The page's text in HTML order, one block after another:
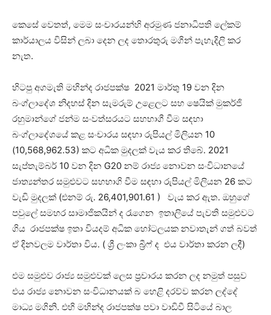
කෙසේ වෙතත්, මෙම සංචාරයන්හි අරමුණ ජනාධිපති ලේකම්
කාර්යාලය විසින් ලබා දෙන ලද තොරතුරු මගින් පැහැදිලි කර
නැත.
හිටපු අගමැති මහින්ද රාජපක්ෂ 2021 මාර්තු 19 වන දින
බංග්ලාදේශ නිදහස් දින සැමරුම් උළෙලට සහ ෂෙයික් මුකර්ජි
රහුමාන්ගේ ජන්ම සංවත්සරයට සහභාගී වීම සඳහා
බංග්ලාදේශයේ කළ සංචාරය සඳහා රුපියල් මිලියන 10
(10,568,962.53) කට අධික මුදලක් වැය කර තිබේ. 2021
සැප්තැම්බර් 10 වන දින G20 නම් රාජ්‍ය නොවන සංවිධානයේ
ජාත්‍යන්තර සමුළුවට සහභාගි වීම සඳහා රුපියල් මිලියන 26 කට
වැඩි මුදලක් (එනම් රු. 26,401,901.61 ) වැය කර ඇත. ඔහුගේ
පවුලේ සමහර සාමාජිකයින් ද රැගෙන ඉතාලියේ පැවති සමුළුවට
ගිය රාජපක්ෂ ඉතා වියදම් අධික හෝටලයක නවාතැන් ගත් බවත්
ඒ දිනවලම වාර්තා විය. ( ශ්‍රී ලංකා බ්‍රීෆ් ද එය වාර්තා කරන ලදී)
එම සමුළුව රාජ්‍ය සමුළුවක් ලෙස ප්‍රචාරය කරන ලද නමුත් පසුව
එය රාජ්‍ය නොවන සංවිධානයක් බ හෙළි දරව්ව කරන ලද්දේ
මාධ්‍ය මගිනි. එහි මහින්ද රාජපක්ෂ පවා වාඩිවී සිටියේ බාල